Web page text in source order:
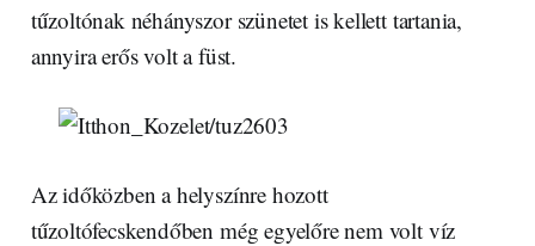
tűzoltónak néhányszor szünetet is kellett tartania,
annyira erős volt a füst.
Az időközben a helyszínre hozott
tűzoltófecskendőben még egyelőre nem volt víz